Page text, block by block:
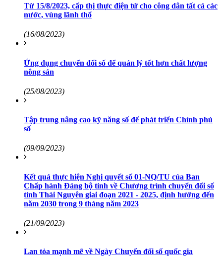
Từ 15/8/2023, cấp thị thực điện tử cho công dân tất cả các
nước, vùng lãnh thổ
(16/08/2023)
Ứng dụng chuyển đổi số để quản lý tốt hơn chất lượng
nông sản
(25/08/2023)
Tập trung nâng cao kỹ năng số để phát triển Chính phủ
số
(09/09/2023)
Kết quả thực hiện Nghị quyết số 01-NQ/TU của Ban
Chấp hành Đảng bộ tỉnh về Chương trình chuyển đổi số
tỉnh Thái Nguyên giai đoạn 2021 - 2025, định hướng đến
năm 2030 trong 9 tháng năm 2023
(21/09/2023)
Lan tỏa mạnh mẽ về Ngày Chuyển đổi số quốc gia